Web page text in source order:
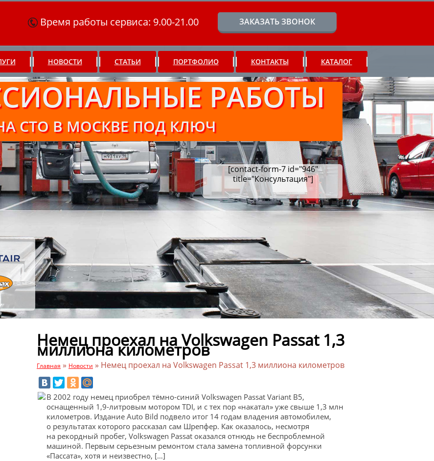
Время работы сервиса: 9.00-21.00 ЗАКАЗАТЬ ЗВОНОК
НОВОСТИ СТАТЬИ ПОРТФОЛИО КОНТАКТЫ КАТАЛОГ
РАБОТЫ
СТО В МОСКВЕ ПОД КЛЮЧ
[contact-form-7 id="946"
title="Консультация"]
Немец проехал на Volkswagen Passat 1,3
миллиона километров
Главная » Новости » Немец проехал на Volkswagen Passat 1,3 миллиона километров
В 2002 году немец приобрел тёмно-синий Volkswagen Passat Variant B5,
оснащенный 1,9-литровым мотором TDI, и с тех пор «накатал» уже свыше 1,3 млн
километров. Издание Auto Bild подвело итог 14 годам владения автомобилем,
о результатах которого рассказал сам Шрепфер. Как оказалось, несмотря
на рекордный пробег, Volkswagen Passat оказался отнюдь не беспроблемной
машиной. Первым серьезным ремонтом стала замена топливной форсунки
«Пассата», хотя и неизвестно, […]